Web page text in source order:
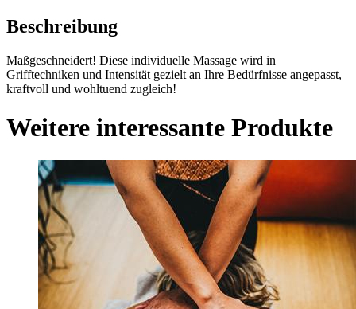
Beschreibung
Maßgeschneidert! Diese individuelle Massage wird in
Grifftechniken und Intensität gezielt an Ihre Bedürfnisse angepasst,
kraftvoll und wohltuend zugleich!
Weitere interessante Produkte